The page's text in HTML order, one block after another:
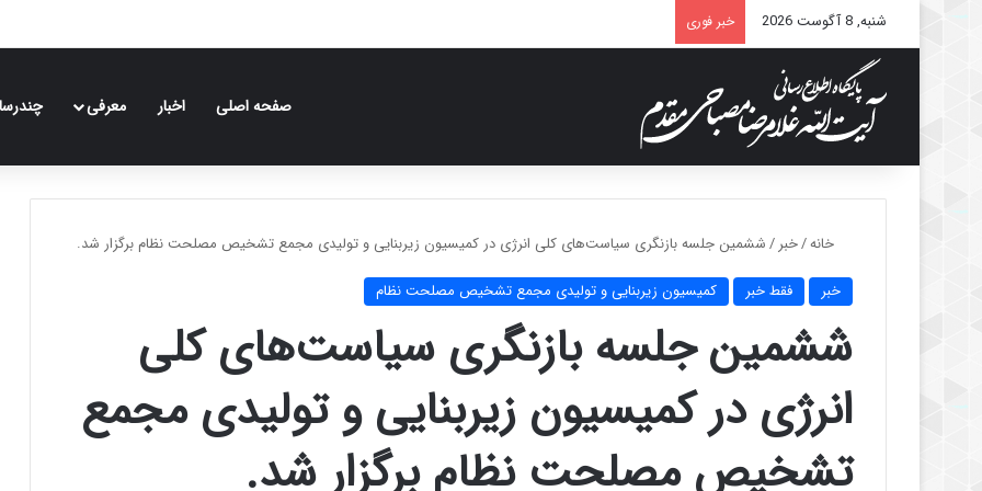
شنبه, 8 آگوست 2026 خبر فوری
صفحه اصلی اخبار معرفی
خانه/خبر /ششمین جلسه بازنگری سیاست‌های کلی انرژی در کمیسیون زیربنایی و تولیدی مجمع تشخیص مصلحت نظام برگزار شد.
خبر فقط خبر کمیسیون زیربنایی و تولیدی مجمع تشخیص مصلحت نظام
ششمین جلسه بازنگری سیاست‌های کلی
انرژی در کمیسیون زیربنایی و تولیدی مجمع
تشخیص مصلحت نظام برگزار شد.